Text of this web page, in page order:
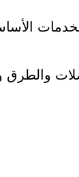
والطرق